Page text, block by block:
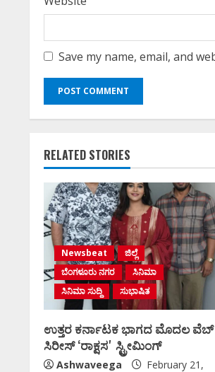
Save my name, email, and
RELATED STORIES
Newsbeat
ಜಿಲ್ಲೆ
ಬೆಂಗಳೂರು ನಗರ
ಸಿನಿಮಾ
ಸಿನಿಮಾ ಸುದ್ದಿ
ಸುಭಾಷಿತ
ಉತ್ತರ ಕರ್ನಾಟಕ ಭಾಗದ ಮೊದಲ ವೆಬ್
ಸಿರೀಸ್ ʻರಾಕ್ಷಸʼ ಸ್ಟ್ರೀಮಿಂಗ್‌
Ashwaveega
February 21,